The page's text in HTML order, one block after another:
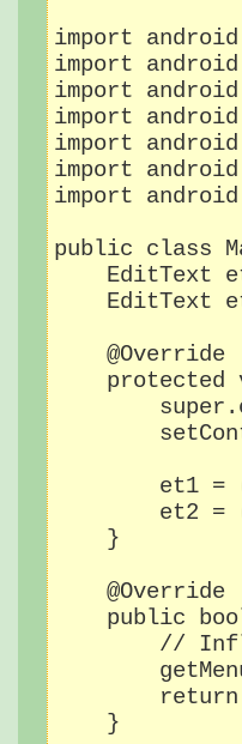
import
import
import
import
import
import
import
public class
EditText
EditText
    @Override
protected
et1 =
et2 =
    }
    @Override
public
//
return
    }